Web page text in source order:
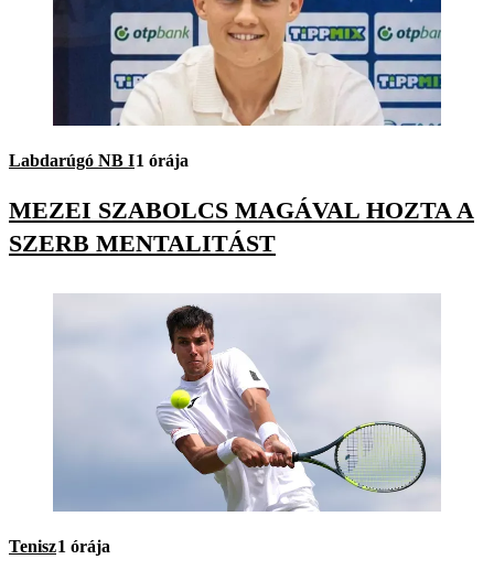
Labdarúgó NB I1 órája
MEZEI SZABOLCS MAGÁVAL HOZTA A
SZERB MENTALITÁST
Tenisz1 órája